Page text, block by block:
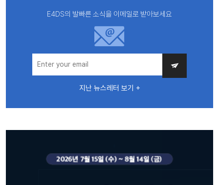
E4DS의 발빠른 소식을 이메일로 받아보세요
지난 뉴스레터 보기 +